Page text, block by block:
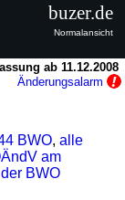
ab 11.12.2008
Änderungsalarm
BWO,alle
am
BWO
buzer.de
Normalansicht